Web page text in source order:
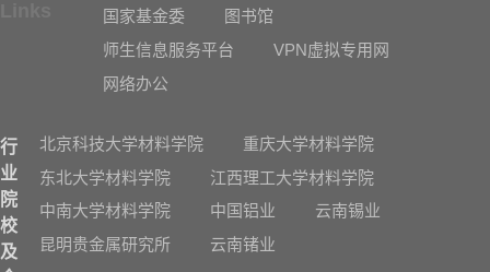
国家基金委
图书馆
师生信息服务平台
VPN虚拟专用网
网络办公
行
业
院
校
及
北京科技大学材料学院
重庆大学材料学院
东北大学材料学院
江西理工大学材料学院
中南大学材料学院
中国铝业
云南锡业
昆明贵金属研究所
云南锗业